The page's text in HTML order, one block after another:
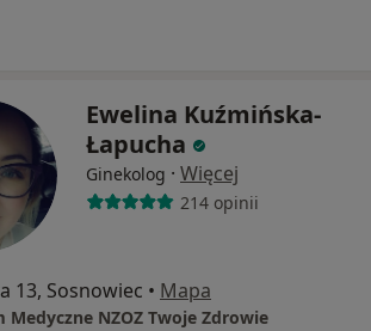
Ewelina Kuźmińska-
Łapucha
Ginekolog · Więcej
214 opinii
13, Sosnowiec • Mapa
Medyczne NZOZ Twoje Zdrowie